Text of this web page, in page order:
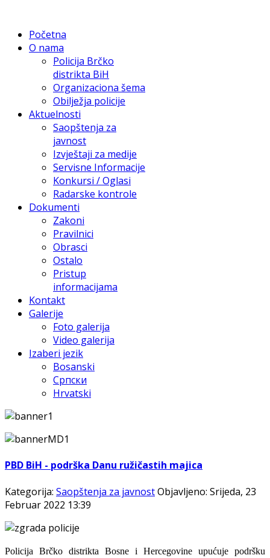
Početna
O nama
Policija Brčko
distrikta BiH
Organizaciona šema
Obilježja policije
Aktuelnosti
Saopštenja za
javnost
Izvještaji za medije
Servisne Informacije
Konkursi / Oglasi
Radarske kontrole
Dokumenti
Zakoni
Pravilnici
Obrasci
Ostalo
Pristup
informacijama
Kontakt
Galerije
Foto galerija
Video galerija
Izaberi jezik
Bosanski
Српски
Hrvatski
PBD BiH - podrška Danu ružičastih majica
Kategorija: Saopštenja za javnostObjavljeno: Srijeda, 23
Februar 2022 13:39
Policija Brčko distrikta Bosne i Hercegovine upućuje podršku